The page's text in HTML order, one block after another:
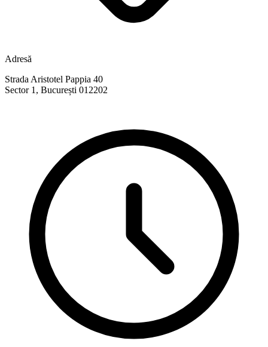
Adresă
Strada Aristotel Pappia 40
Sector 1, București 012202